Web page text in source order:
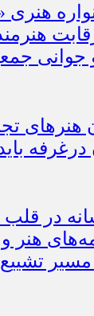
هنری
جوانی
هنرهای
در قلب
هنر و